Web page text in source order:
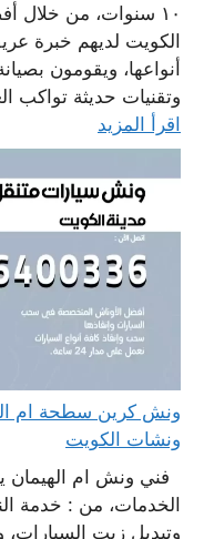
١٠ سنوات، من خلال
الكويت لديهم خبرة
أنواعها، ويقومون
وتقنيات حديثة تواكب
اقرأ المزيد
ونشات الكويت
فني ونش ام الهيمان
الخدمات، من : خدمة
وتبديل زيت